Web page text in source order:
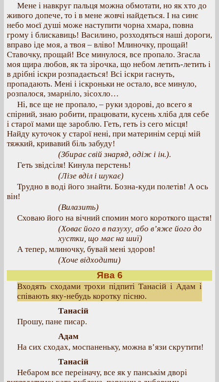
Мене і навкруг пальця можна обмотати, но як хто до
живого допече, то і в мене жовчі найдеться. І на синє
небо моєї душі може наступити чорна хмара, повна
грому і блискавиць! Василино, розходяться наші дороги,
вправо іде моя, а твоя – вліво! Млиночку, прощай!
Ставочку, прощай! Все минулося, все пропало. Згасла
моя щира любов, як та зірочка, що небом летить-летить і
в дрібні іскри розпадається! Всі іскри гаснуть,
пропадають. Мені і іскроньки не остало, все минуло,
розпалося, змарніло, зісохло…
Ні, все ще не пропало, – руки здорові, до всего я
спірний, знаю робити, працювати, кусень хліба для себе
і старої мами ще зароблю. Геть, геть із сего місця!
Найду куточок у старої нені, при материнім серці мій
тяжкий, кривавий біль забуду!
(Збирає свій знаряд, одіж і ін.).
Геть звідсіля! Кинула перстень!
(Лізе вділ і шукає)
Трудно в воді його знайти. Бозна-куди полетів! А ось
він!
(Вилазить)
Сховаю його на вічний спомин мого короткого щастя!
(Ховає його в пазуху, або в’яже його до
хустки, що має на шиї)
А тепер, млиночку, бувай мені здоров!
(Хоче відходити)
Ява 6
Входять сходами трохи підпиті Танасій і Адам і
співають яку-небудь коротку пісню.
Танасій
Прошу, пане писар.
Адам
На сих сходах, моспаненьку, можна в’язи скрутити!
Танасій
Небаром все переіначу, все як у панськім дворі